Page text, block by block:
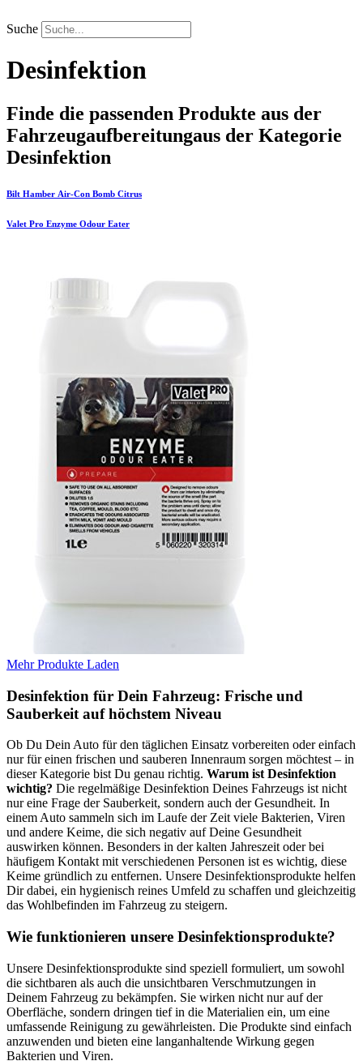
Inhalt
springen
Suche
Desinfektion
Finde die passenden Produkte aus der
Fahrzeugaufbereitungaus der Kategorie
Desinfektion
Bilt Hamber Air-Con Bomb Citrus
Valet Pro Enzyme Odour Eater
Mehr Produkte Laden
Desinfektion für Dein Fahrzeug: Frische und
Sauberkeit auf höchstem Niveau
Ob Du Dein Auto für den täglichen Einsatz vorbereiten oder einfach
nur für einen frischen und sauberen Innenraum sorgen möchtest – in
dieser Kategorie bist Du genau richtig. Warum ist Desinfektion
wichtig? Die regelmäßige Desinfektion Deines Fahrzeugs ist nicht
nur eine Frage der Sauberkeit, sondern auch der Gesundheit. In
einem Auto sammeln sich im Laufe der Zeit viele Bakterien, Viren
und andere Keime, die sich negativ auf Deine Gesundheit
auswirken können. Besonders in der kalten Jahreszeit oder bei
häufigem Kontakt mit verschiedenen Personen ist es wichtig, diese
Keime gründlich zu entfernen. Unsere Desinfektionsprodukte helfen
Dir dabei, ein hygienisch reines Umfeld zu schaffen und gleichzeitig
das Wohlbefinden im Fahrzeug zu steigern.
Wie funktionieren unsere Desinfektionsprodukte?
Unsere Desinfektionsprodukte sind speziell formuliert, um sowohl
die sichtbaren als auch die unsichtbaren Verschmutzungen in
Deinem Fahrzeug zu bekämpfen. Sie wirken nicht nur auf der
Oberfläche, sondern dringen tief in die Materialien ein, um eine
umfassende Reinigung zu gewährleisten. Die Produkte sind einfach
anzuwenden und bieten eine langanhaltende Wirkung gegen
Bakterien und Viren.